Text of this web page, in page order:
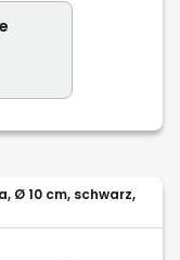
Ø 10 cm, schwarz,